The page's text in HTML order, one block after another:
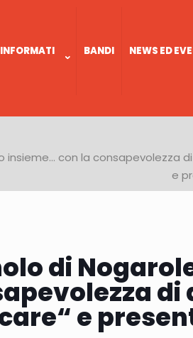
INFORMATI BANDI NEWS ED
con la
e
di
di
e